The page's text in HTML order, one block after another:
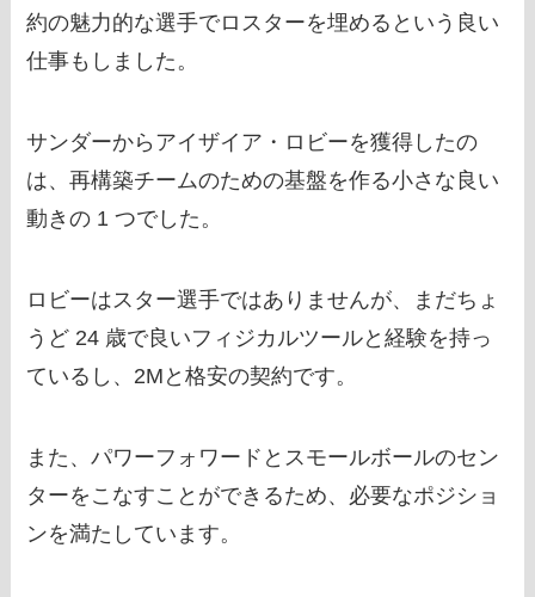
約の魅力的な選手でロスターを埋めるという良い
仕事もしました。
サンダーからアイザイア・ロビーを獲得したの
は、再構築チームのための基盤を作る小さな良い
動きの 1 つでした。
ロビーはスター選手ではありませんが、まだちょ
うど 24 歳で良いフィジカルツールと経験を持っ
ているし、2Mと格安の契約です。
また、パワーフォワードとスモールボールのセン
ターをこなすことができるため、必要なポジショ
ンを満たしています。